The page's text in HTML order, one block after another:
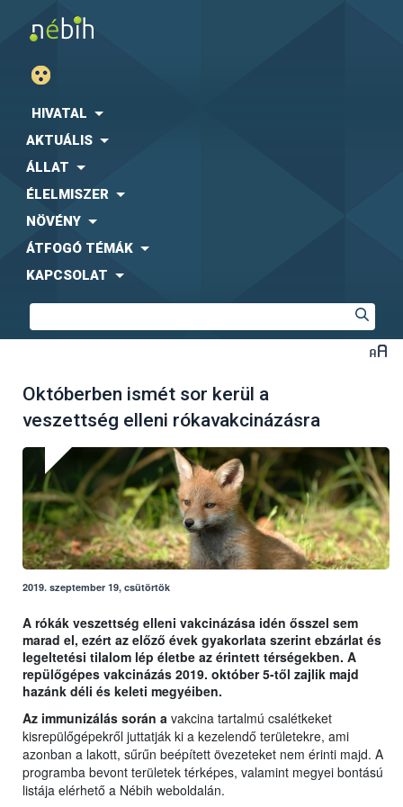
HIVATAL
AKTUÁLIS
ÁLLAT
ÉLELMISZER
NÖVÉNY
ÁTFOGÓ TÉMÁK
KAPCSOLAT
Októberben ismét sor kerül a
veszettség elleni rókavakcinázásra
2019. szeptember 19, csütörtök
A rókák veszettség elleni vakcinázása idén ősszel sem
marad el, ezért az előző évek gyakorlata szerint ebzárlat és
legeltetési tilalom lép életbe az érintett térségekben. A
repülőgépes vakcinázás 2019. október 5-től zajlik majd
hazánk déli és keleti megyéiben.
Az immunizálás során a vakcina tartalmú csalétkeket
kisrepülőgépekről juttatják ki a kezelendő területekre, ami
azonban a lakott, sűrűn beépített övezeteket nem érinti majd. A
programba bevont területek térképes, valamint megyei bontású
listája elérhető a Nébih weboldalán.